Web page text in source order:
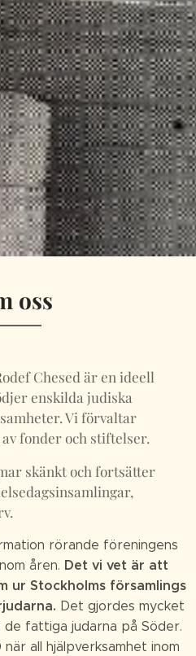
oss
Chesed är en ideell
enskilda judiska
Vi förvaltar
fonder och stiftelser.
skänkt och fortsätter
rörande föreningens
åren. Det vi vet är att
ur Stockholms församlings
Det gjordes mycket
fattiga judarna på Söder.
all hjälpverksamhet inom